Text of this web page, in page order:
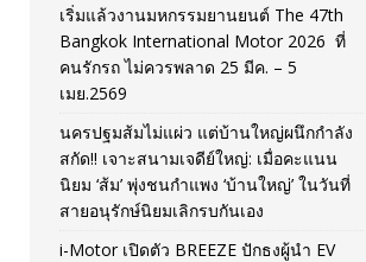
เริ่มแล้วงานมหกรรมยานยนต์ The 47th
Bangkok International Motor 2026 ที่
คนรักรถ ไม่ควรพลาด 25 มีค. – 5
เมย.2569
นครปฐมส้มไม่แผ่ว แต่บ้านใหญ่ผนึกกำลัง
สกัด!! เจาะสนามเจดีย์ใหญ่: เมื่อคะแนน
นิยม ‘ส้ม’ พุ่งชนกำแพง ‘บ้านใหญ่’ ในวันที่
สายอนุรักษ์นิยมเลิกรบกันเอง
i-Motor เปิดตัว BREEZE ปักธงผู้นำ EV